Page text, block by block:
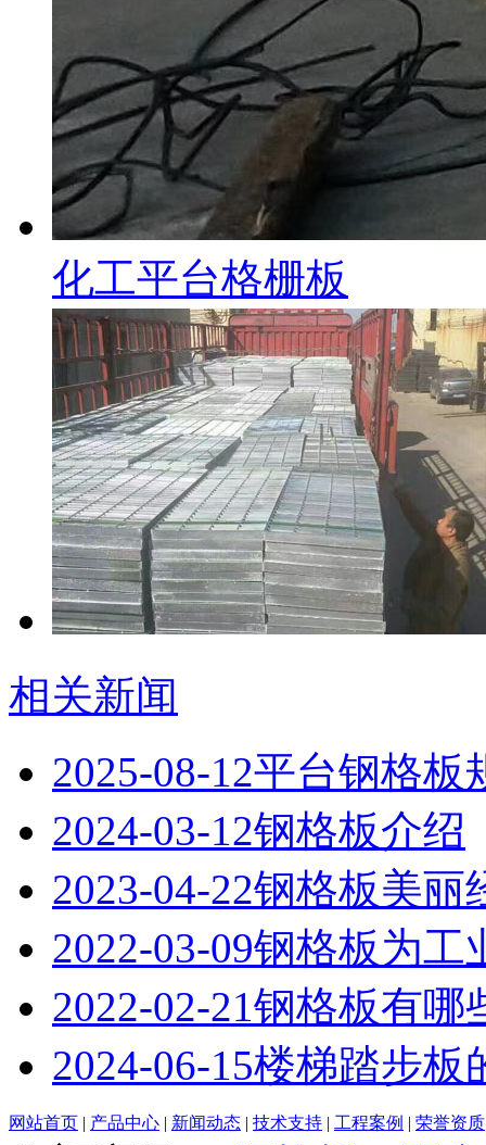
化工平台格栅板
相关新闻
2025-08-12平台钢格板
2024-03-12钢格板介绍
2023-04-22钢格板美丽
2022-03-09钢格板为工
2022-02-21钢格板有哪
2024-06-15楼梯踏步板
网站首页 | 产品中心 | 新闻动态 | 技术支持 | 工程案例 | 荣誉资质